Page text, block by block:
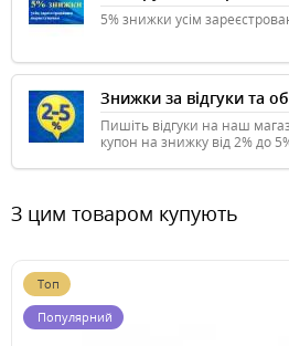
5% знижки усім
Знижки за відгуки та
Пишіть відгуки на наш
купон на знижку від 2% до
З цим товаром купують
Топ
Популярний